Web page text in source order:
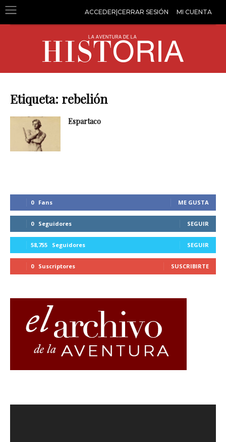
ACCEDER|CERRAR SESIÓN MI CUENTA
Etiqueta: rebelión
Espartaco
0 Fans ME GUSTA
0 Seguidores SEGUIR
58,755 Seguidores SEGUIR
0 Suscriptores SUSCRIBIRTE